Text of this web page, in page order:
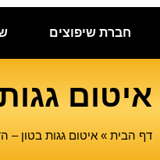
חברת שיפוצים
איטום
דף הבית » איטום גגות בטון